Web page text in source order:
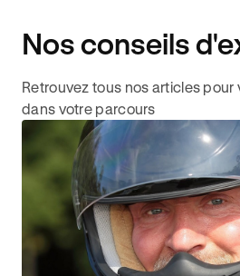
Nos conseils
Retrouvez tous nos articles pour
dans votre parcours